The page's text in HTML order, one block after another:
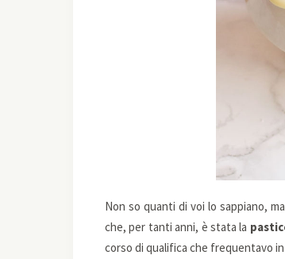
Non so quanti di voi lo sappiano, ma
che, per tanti anni, è stata la
corso di qualifica che frequentavo